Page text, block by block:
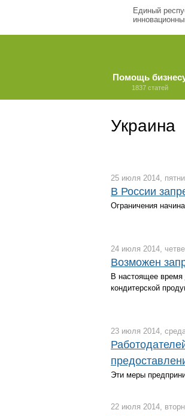
Единый
Помощь
1837 статей
Украина
25 июля 2014,
В России
Ограничения
24 июля 2014,
Возможен
В настоящее время
кондитерской
23 июля 2014,
Эти меры
22 июля 2014,